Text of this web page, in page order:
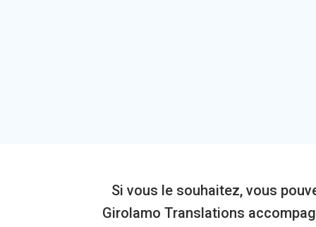
Si vous le souhaitez, vous
Girolamo Translations